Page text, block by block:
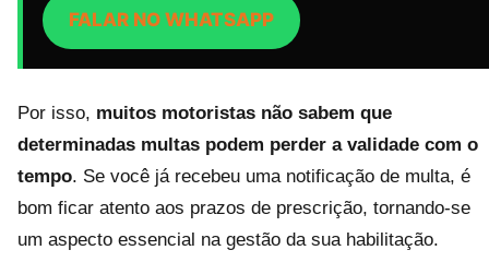
FALAR NO WHATSAPP
Por isso, muitos motoristas não sabem que
determinadas multas podem perder a validade com o
tempo. Se você já recebeu uma notificação de multa, é
bom ficar atento aos prazos de prescrição, tornando-se
um aspecto essencial na gestão da sua habilitação.